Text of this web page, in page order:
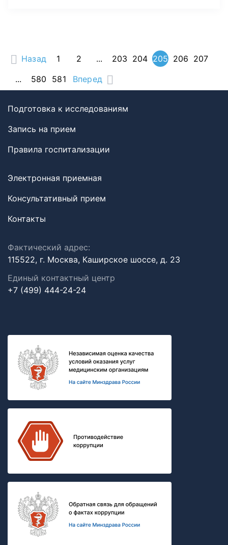
Назад 1 2 ... 203 204 205 206 207
...
580 581 Вперед
Подготовка к исследованиям
Запись на прием
Правила госпитализации
Электронная приемная
Консультативный прием
Контакты
Фактический адрес:
115522, г. Москва, Каширское шоссе, д. 23
Единый контактный центр
+7 (499) 444-24-24